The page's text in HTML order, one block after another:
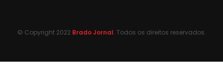
© Copyright 2022 Brado Jornal. Todos os direitos reservados.